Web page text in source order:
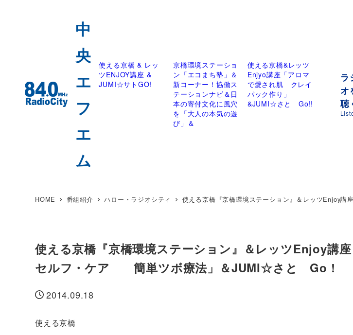
使える京橋 & レッ
ツENJOY講座 &
JUMI☆サトGO!
京橋環境ステーショ
ン「エコまち塾」＆
新コーナー！協働ス
テーションナビ＆日
本の寄付文化に風穴
を「大人の本気の遊
び」＆
使える京橋&レッツ
Enjyo講座「アロマ
で愛され肌 クレイ
パック作り」
&JUMI☆さと Go!!
ラ
オ
聴
HOME 番組紹介 ハロー・ラジオシティ 使える京橋『京橋環境ステーション』＆レッツ
使える京橋『京橋環境ステーション』＆レッツEnjoy講
セルフ・ケア 簡単ツボ療法」＆JUMI☆さと Go !
投稿日
2014.09.18
使える京橋